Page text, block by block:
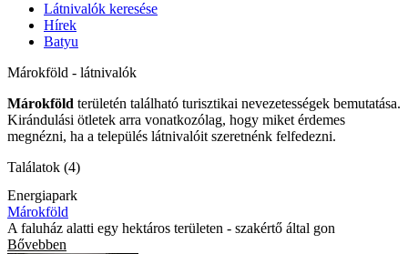
Látnivalók keresése
Hírek
Batyu
Márokföld - látnivalók
Márokföld területén található turisztikai nevezetességek bemutatása.
Kirándulási ötletek arra vonatkozólag, hogy miket érdemes
megnézni, ha a település látnivalóit szeretnénk felfedezni.
Találatok (4)
Energiapark
Márokföld
A faluház alatti egy hektáros területen - szakértő által gon
Bővebben